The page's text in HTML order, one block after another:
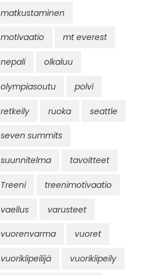
matkustaminen
motivaatio mt everest
nepali olkaluu
olympiasoutu polvi
retkeily ruoka seattle
seven summits
suunnitelma tavoitteet
Treeni treenimotivaatio
vaellus varusteet
vuorenvarma vuoret
vuorikiipeilijä vuorikiipeily